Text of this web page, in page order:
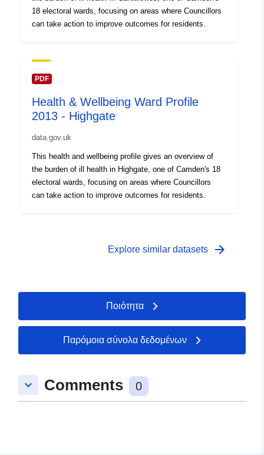
18 electoral wards, focusing on areas where Councillors
can take action to improve outcomes for residents.
PDF
Health & Wellbeing Ward Profile
2013 - Highgate
data.gov.uk
This health and wellbeing profile gives an overview of
the burden of ill health in Highgate, one of Camden's 18
electoral wards, focusing on areas where Councillors
can take action to improve outcomes for residents.
Explore similar datasets arrow_forward
Ποιότητα
Παρόμοια σύνολα δεδομένων
keyboard_arrow_down Comments 0